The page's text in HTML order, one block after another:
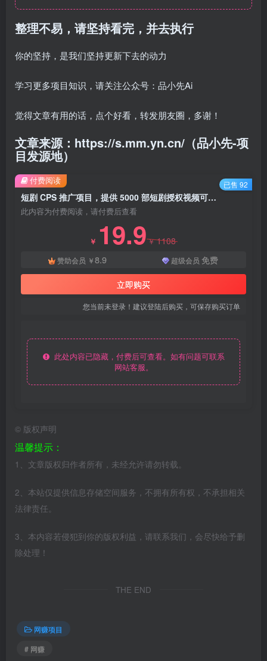
整理不易，请坚持看完，并去执行
你的坚持，是我们坚持更新下去的动力
学习更多项目知识，请关注公众号：品小先Ai
觉得文章有用的话，点个好看，转发朋友圈，多谢！
文章来源：https://s.mm.yn.cn/（品小先-项
目发源地）
短剧 CPS 推广项目，提供 5000 部短剧授权视频可挂载，可以一起赚钱 - 资源之家
此内容为付费阅读，请付费后查看
￥ 19.9￥1108
赞助会员 ￥8.9 超级会员 免费
立即购买
您当前未登录！建议登陆后购买，可保存购买订单
此处内容已隐藏，付费后可查看。如有问题可联系
网站客服。
付费阅读 已售 92
© 版权声明
温馨提示：
1、文章版权归作者所有，未经允许请勿转载。
2、本站仅提供信息存储空间服务，不拥有所有权，不承担相关
法律责任。
3、本内容若侵犯到你的版权利益，请联系我们，会尽快给予删
除处理！
THE END
网赚项目
# 网赚